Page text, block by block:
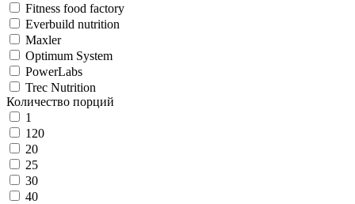
Fitness food factory
Everbuild nutrition
Maxler
Optimum System
PowerLabs
Trec Nutrition
Количество порций
1
120
20
25
30
40